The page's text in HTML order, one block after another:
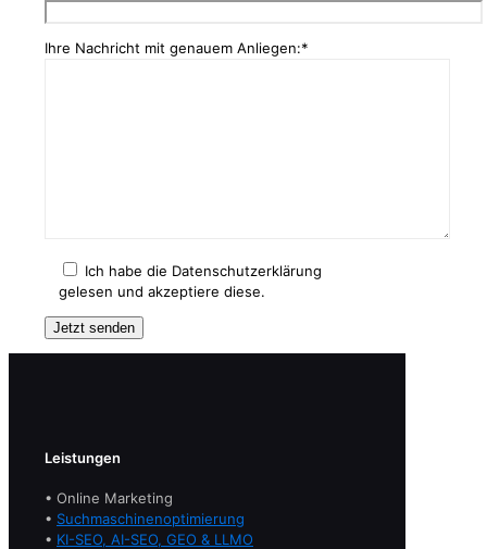
Ihre Nachricht mit genauem Anliegen:*
Ich habe die Datenschutzerklärung
gelesen und akzeptiere diese.
Leistungen
• Online Marketing
• Suchmaschinenoptimierung
• KI-SEO, AI-SEO, GEO & LLMO